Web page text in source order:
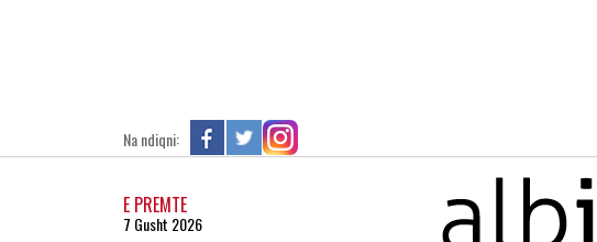
Na ndiqni:
E PREMTE
7 Gusht 2026